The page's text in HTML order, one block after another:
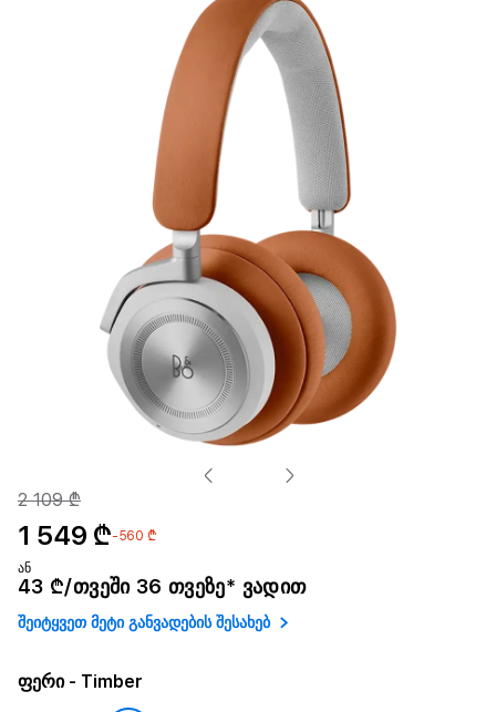
2 109 ₾
1 549 ₾-560 ₾
ან
43 ₾/თვეში 36 თვეზე* ვადით
შეიტყვეთ მეტი განვადების შესახებ
ფერი- Timber